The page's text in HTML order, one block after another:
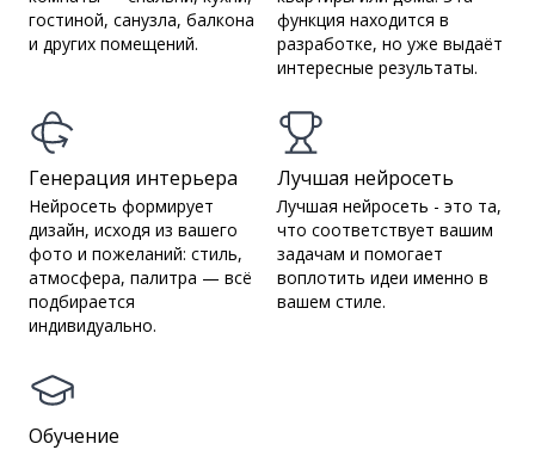
гостиной, санузла, балкона
и других помещений.
функция находится в
разработке, но уже выдаёт
интересные результаты.
Генерация интерьера
Нейросеть формирует
дизайн, исходя из вашего
фото и пожеланий: стиль,
атмосфера, палитра — всё
подбирается
индивидуально.
Лучшая нейросеть
Лучшая нейросеть - это та,
что соответствует вашим
задачам и помогает
воплотить идеи именно в
вашем стиле.
Обучение